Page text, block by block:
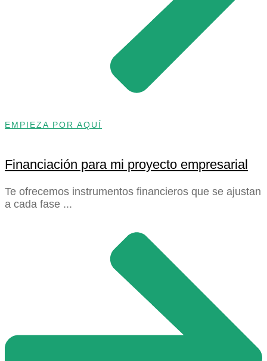
EMPIEZA POR AQUÍ
Financiación para mi proyecto empresarial
Te ofrecemos instrumentos financieros que se ajustan
a cada fase ...